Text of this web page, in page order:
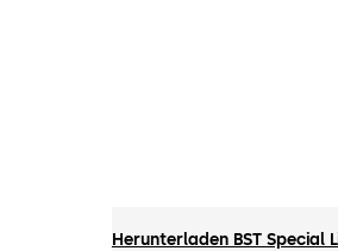
Herunterladen BST Special